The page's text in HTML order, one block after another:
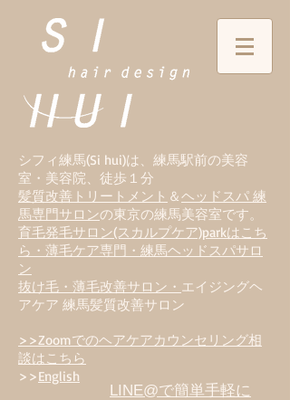
シフィ練馬(Si hui)は、 練馬駅前の美容
室・美容院、徒歩１分
髪質改善トリートメント ＆ヘッドスパ 練
馬専門サロンの東京の練馬美容室です。
育毛発毛サロン(スカルプケア)parkはこち
ら・薄毛ケア専門・練馬ヘッドスパサロ
ン
抜け毛・薄毛改善サロン・ エイジングヘ
アケア 練馬髪質改善サロン
>>Zoomでのヘアケアカウンセリング相
談はこちら
>>English
LINE@で簡単手軽に